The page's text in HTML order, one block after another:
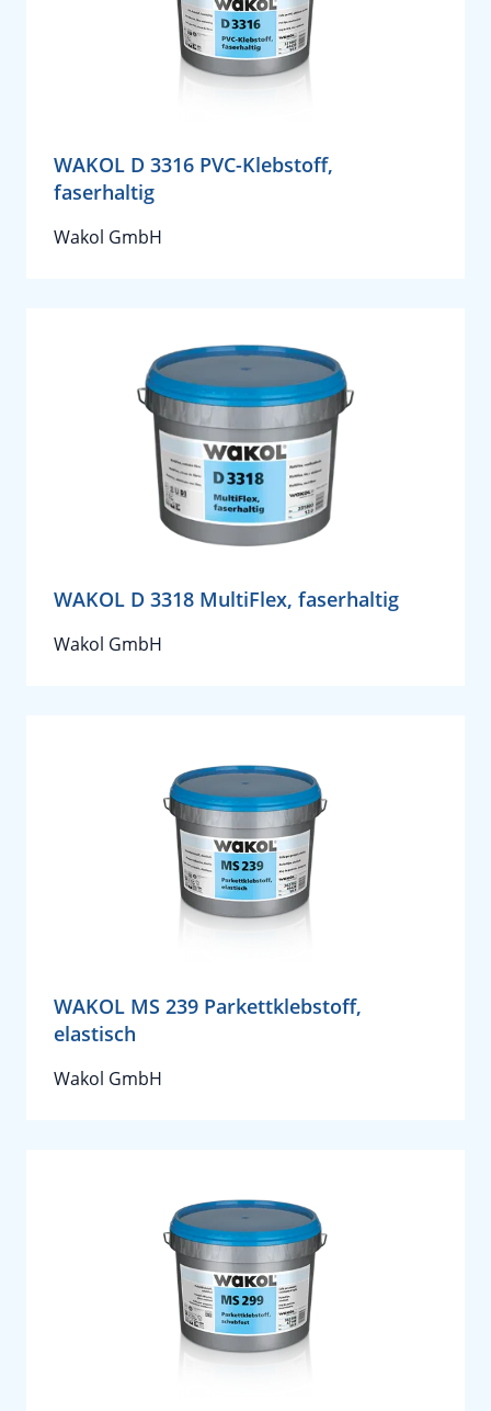
WAKOL D 3316 PVC-Klebstoff,
faserhaltig
Wakol GmbH
WAKOL D 3318 MultiFlex, faserhaltig
Wakol GmbH
WAKOL MS 239 Parkettklebstoff,
elastisch
Wakol GmbH